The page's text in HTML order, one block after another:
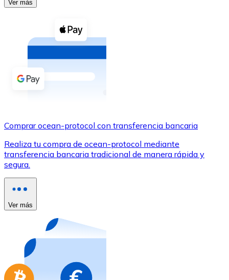
Ver todo
Compra criptomonedas con efectivo en tu tienda más
Comprar con efectivo
Transferencia SEPA
Utiliza tarjetas Visa y Mastercard para comprar
Comprar con tarjeta
Tienda - Tarjetas regalo
Nuevo
Compra tarjetas regalo de tus marcas favoritas con
Ir a la tienda de tarjetas regalo
Ver más
Comprar ocean-protocol con transferencia bancaria
Realiza tu compra de ocean-protocol mediante
transferencia bancaria tradicional de manera rápida y
segura.
Ver más